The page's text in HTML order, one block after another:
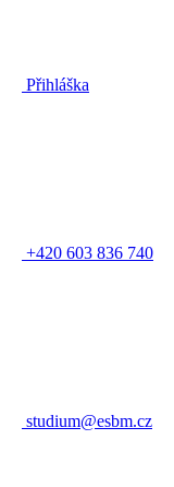
Přihláška
+420 603 836 740
studium@esbm.cz